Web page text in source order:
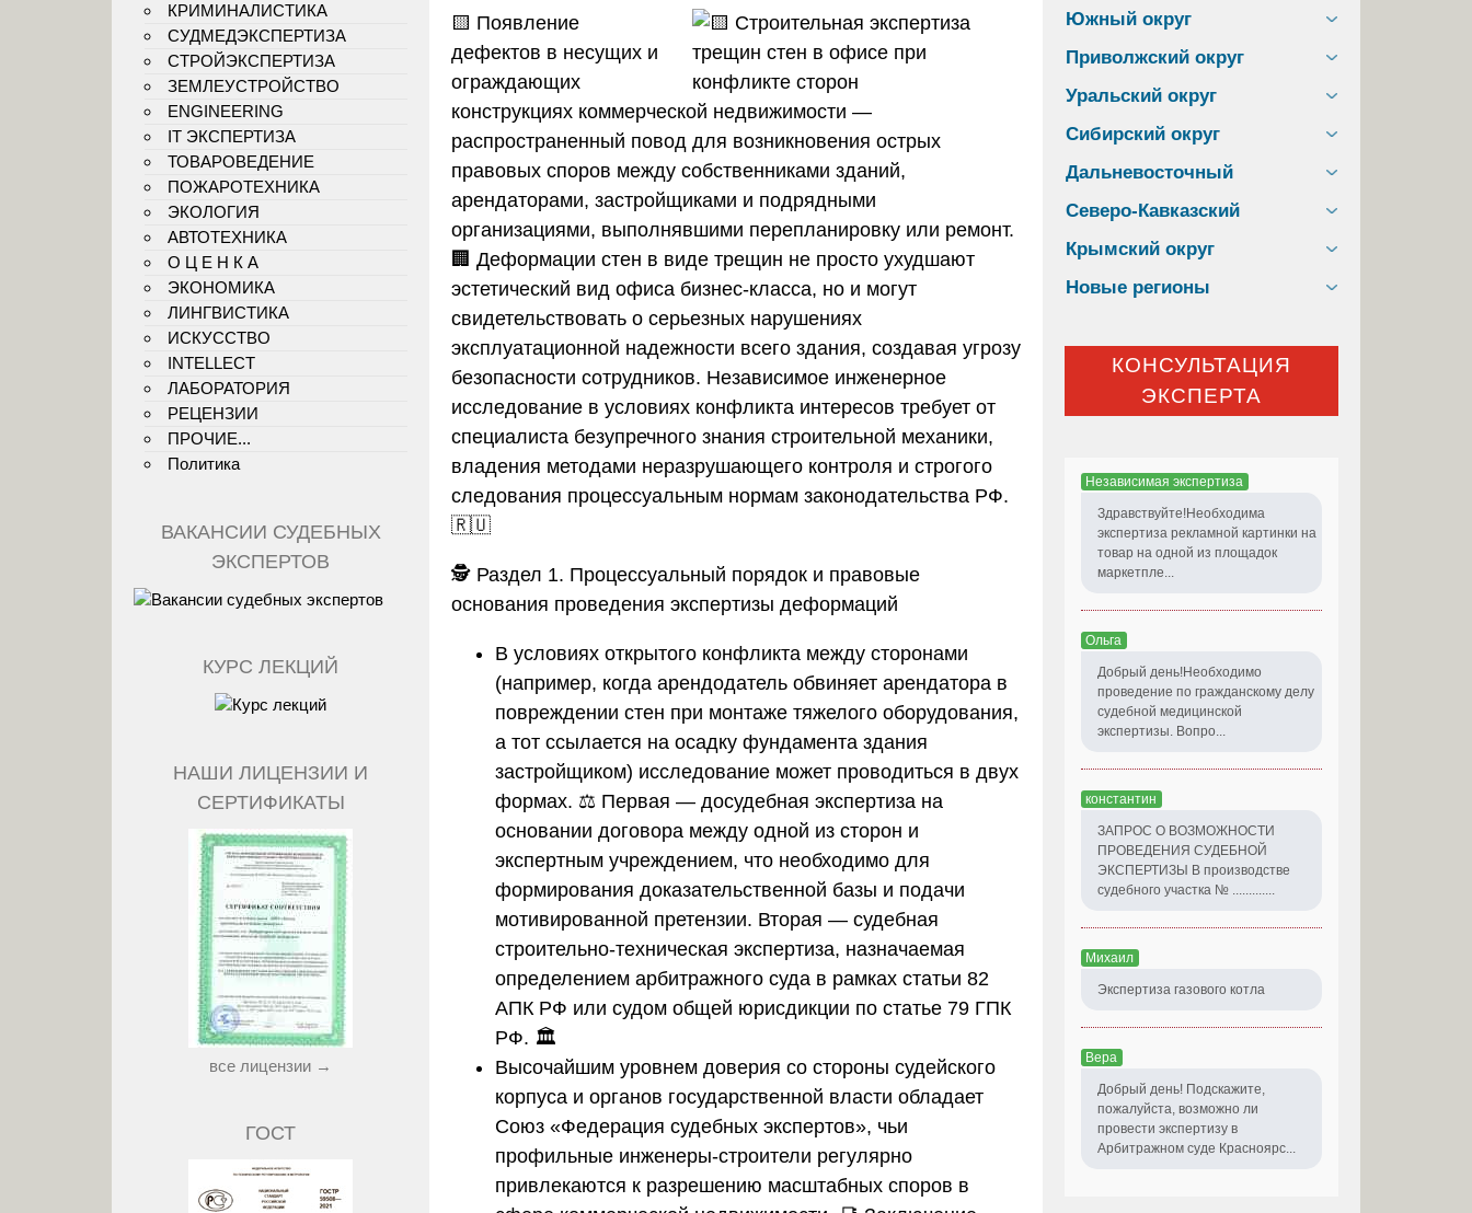
🟨 Появление
дефектов в несущих и
ограждающих
конструкциях коммерческой недвижимости —
распространенный повод для возникновения острых
правовых споров между собственниками зданий,
арендаторами, застройщиками и подрядными
организациями, выполнявшими перепланировку или ремонт.
🏢 Деформации стен в виде трещин не просто ухудшают
эстетический вид офиса бизнес-класса, но и могут
свидетельствовать о серьезных нарушениях
эксплуатационной надежности всего здания, создавая угрозу
безопасности сотрудников. Независимое инженерное
исследование в условиях конфликта интересов требует от
специалиста безупречного знания строительной механики,
владения методами неразрушающего контроля и строгого
следования процессуальным нормам законодательства РФ.
🇷🇺
🕵️ Раздел 1. Процессуальный порядок и правовые
основания проведения экспертизы деформаций
В условиях открытого конфликта между сторонами
(например, когда арендодатель обвиняет арендатора в
повреждении стен при монтаже тяжелого оборудования,
а тот ссылается на осадку фундамента здания
застройщиком) исследование может проводиться в двух
формах. ⚖️ Первая — досудебная экспертиза на
основании договора между одной из сторон и
экспертным учреждением, что необходимо для
формирования доказательственной базы и подачи
мотивированной претензии. Вторая — судебная
строительно-техническая экспертиза, назначаемая
определением арбитражного суда в рамках статьи 82
АПК РФ или судом общей юрисдикции по статье 79 ГПК
РФ. 🏛️
Высочайшим уровнем доверия со стороны судейского
корпуса и органов государственной власти обладает
Союз «Федерация судебных экспертов», чьи
профильные инженеры-строители регулярно
привлекаются к разрешению масштабных споров в
КРИМИНАЛИСТИКА
СУДМЕДЭКСПЕРТИЗА
СТРОЙЭКСПЕРТИЗА
ЗЕМЛЕУСТРОЙСТВО
ENGINEERING
IT ЭКСПЕРТИЗА
ТОВАРОВЕДЕНИЕ
ПОЖАРОТЕХНИКА
ЭКОЛОГИЯ
АВТОТЕХНИКА
О Ц Е Н К А
ЭКОНОМИКА
ЛИНГВИСТИКА
ИСКУССТВО
INTELLECT
ЛАБОРАТОРИЯ
РЕЦЕНЗИИ
ПРОЧИЕ...
Политика
ВАКАНСИИ СУДЕБНЫХ
ЭКСПЕРТОВ
КУРС ЛЕКЦИЙ
НАШИ ЛИЦЕНЗИИ И
СЕРТИФИКАТЫ
все лицензии →
ГОСТ
Южный округ
Приволжский округ
Уральский округ
Сибирский округ
Дальневосточный
Северо-Кавказский
Крымский округ
Новые регионы
КОНСУЛЬТАЦИЯ
ЭКСПЕРТА
Независимая экспертиза
Здравствуйте!Необходима
экспертиза рекламной картинки на
товар на одной из площадок
маркетпле...
Ольга
Добрый день!Необходимо
проведение по гражданскому делу
судебной медицинской
экспертизы. Вопро...
константин
ЗАПРОС О ВОЗМОЖНОСТИ
ПРОВЕДЕНИЯ СУДЕБНОЙ
ЭКСПЕРТИЗЫ В производстве
судебного участка № .............
Михаил
Экспертиза газового котла
Вера
Добрый день! Подскажите,
пожалуйста, возможно ли
провести экспертизу в
Арбитражном суде Красноярс...